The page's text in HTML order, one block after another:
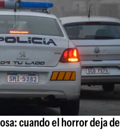
cuando el horror deja de